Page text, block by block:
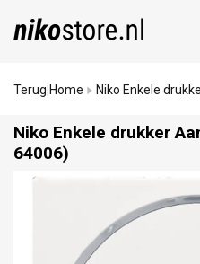
Terug Home Niko Enkele
Niko Enkele drukker
64006)